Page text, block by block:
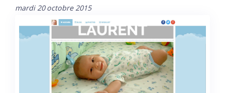
mardi 20 octobre 2015